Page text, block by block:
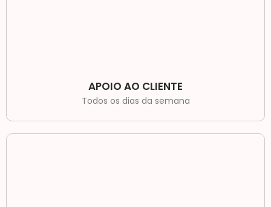
APOIO AO CLIENTE
Todos os dias da semana